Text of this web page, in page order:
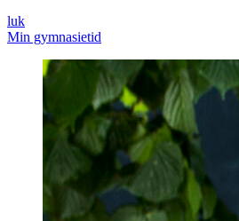
luk
Min gymnasietid